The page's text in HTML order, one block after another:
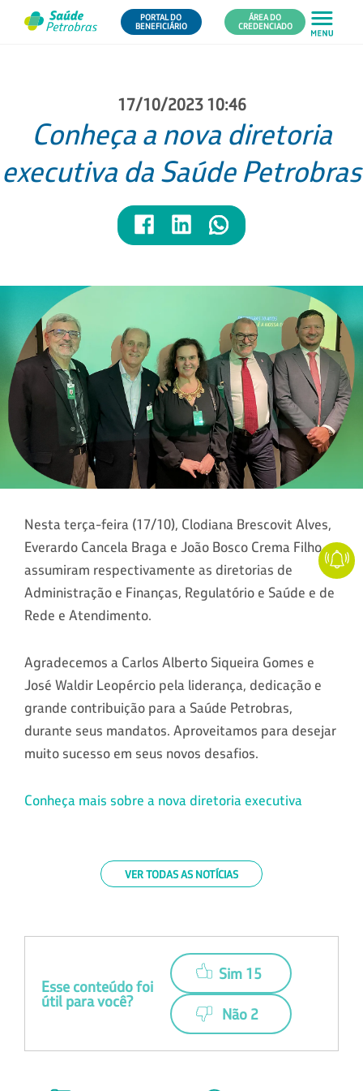
PORTAL DO
BENEFICIÁRIO
ÁREA DO
CREDENCIADO
17/10/2023 10:46
Conheça a nova diretoria
executiva da Saúde Petrobras
Nesta terça-feira (17/10), Clodiana Brescovit Alves,
Everardo Cancela Braga e João Bosco Crema Filho
assumiram respectivamente as diretorias de
Administração e Finanças, Regulatório e Saúde e de
Rede e Atendimento.
Agradecemos a Carlos Alberto Siqueira Gomes e
José Waldir Leopércio pela liderança, dedicação e
grande contribuição para a Saúde Petrobras,
durante seus mandatos. Aproveitamos para desejar
muito sucesso em seus novos desafios.
Conheça mais sobre a nova diretoria executiva
VER TODAS AS NOTÍCIAS
Esse conteúdo foi
útil para você?
Sim 15
Não 2